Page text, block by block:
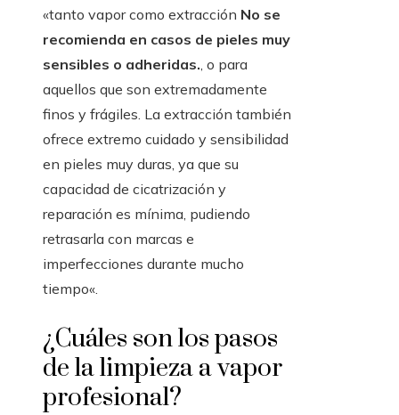
«tanto vapor como extracción No se
recomienda en casos de pieles muy
sensibles o adheridas., o para
aquellos que son extremadamente
finos y frágiles. La extracción también
ofrece extremo cuidado y sensibilidad
en pieles muy duras, ya que su
capacidad de cicatrización y
reparación es mínima, pudiendo
retrasarla con marcas e
imperfecciones durante mucho
tiempo«.
¿Cuáles son los pasos
de la limpieza a vapor
profesional?